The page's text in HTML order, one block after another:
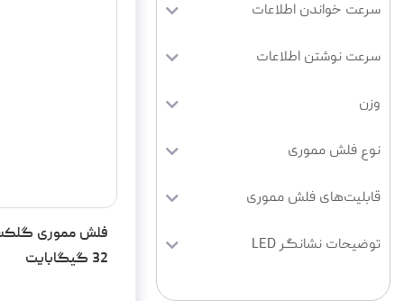
سرعت خواندن اطلاعات
سرعت نوشتن اطلاعات
وزن
نوع فلش مموری
قابلیت‌های فلش مموری
توضیحات نشانگر LED
32 گیگابایت